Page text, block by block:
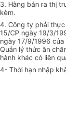
3. Hàng bán ra thị
kèm.
4. Công ty phải
15/CP ngày 19/3/
ngày 17/9/1996
Quản lý thức ăn
hành khác có liên
4- Thời hạn nhập